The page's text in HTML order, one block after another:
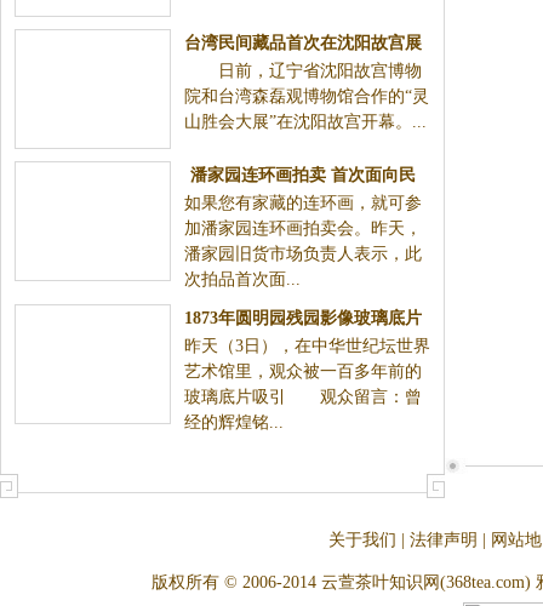
台湾民间藏品首次在沈阳故宫展
出
日前，辽宁省沈阳故宫博物
院和台湾森磊观博物馆合作的“灵
山胜会大展”在沈阳故宫开幕。...
潘家园连环画拍卖 首次面向民
间征集连环画
如果您有家藏的连环画，就可参
加潘家园连环画拍卖会。昨天，
潘家园旧货市场负责人表示，此
次拍品首次面...
1873年圆明园残园影像玻璃底片
首次曝光
昨天（3日），在中华世纪坛世界
艺术馆里，观众被一百多年前的
玻璃底片吸引 观众留言：曾
经的辉煌铭...
关于我们 法律声明 网站
版权所有 © 2006-2014 云萱茶叶知识网